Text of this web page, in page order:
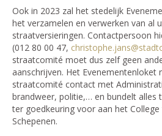
Ook in 2023 zal het stedelijk
het verzamelen en verwerken van al
straatversieringen. Contactpersoon
(012 80 00 47,
straatcomité moet dus zelf geen
aanschrijven. Het Evenementenloket
straatcomité contact met
brandweer, politie,… en bundelt alles
ter goedkeuring voor aan het
Schepenen.